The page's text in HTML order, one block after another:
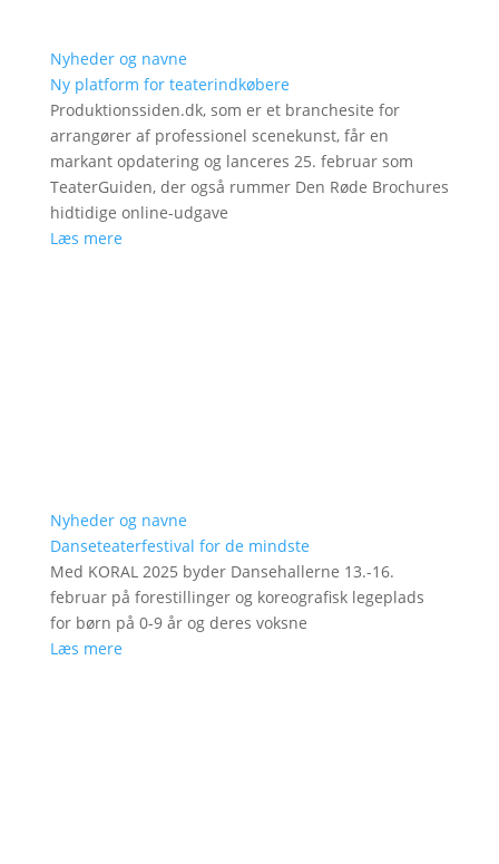
Nyheder og navne
Ny platform for teaterindkøbere
Produktionssiden.dk, som er et branchesite for
arrangører af professionel scenekunst, får en
markant opdatering og lanceres 25. februar som
TeaterGuiden, der også rummer Den Røde Brochures
hidtidige online-udgave
Læs mere
Nyheder og navne
Danseteaterfestival for de mindste
Med KORAL 2025 byder Dansehallerne 13.-16.
februar på forestillinger og koreografisk legeplads
for børn på 0-9 år og deres voksne
Læs mere